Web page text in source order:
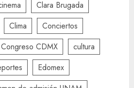
Clara Brugada
Clima
Conciertos
Congreso CDMX
cultura
Edomex